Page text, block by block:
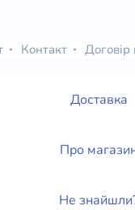
Контакт Договір
Доставка
Про
Не